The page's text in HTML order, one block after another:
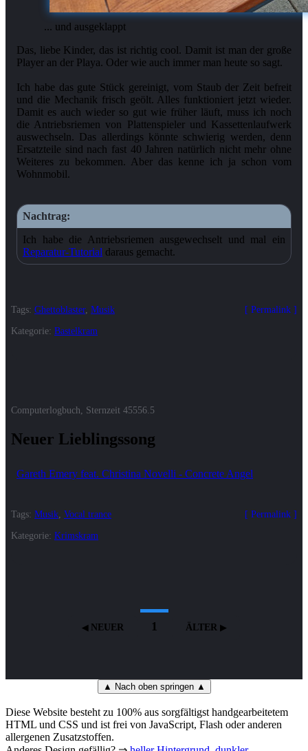
... und ausgeklappt
Das, liebe Kinder, das ist richtig cool. Damit ist man der große
Player an der Playa. Oder wie auch immer man heute so sagt.
Ich habe das gute Stück gereinigt, vom Staub der Zeit befreit
und die Mechanik frisch geölt. Alles funktioniert jetzt wieder.
Damit es auch wieder so gut wie früher läuft, muss ich noch
die Antriebsriemen von Plattenspieler und Kassettenlaufwerk
auswechseln. Das allerdings könnte schwierig werden, denn
Ersatzteile sind nach fast 40 Jahren natürlich nicht mehr ohne
Weiteres zu bekommen. Aber das kenne ich ja schon vom
Wohnmobil.
Ich habe die Antriebsriemen ausgewechselt und mal ein
Reparatur-Tutorial daraus gemacht.
Permalink
Tags: Ghettoblaster, Musik
Kategorie: Bastelkram
Computerlogbuch, Sternzeit 45556.5
Neuer Lieblingssong
Gareth Emery feat. Christina Novelli - Concrete Angel
Permalink
Tags: Musik Vocal trance
Kategorie: Krimskram
NEUER 1 ÄLTER
▲ Nach oben springen ▲
Diese Website besteht zu 100% aus sorgfältigst handgearbeitetem
HTML und CSS und ist frei von JavaScript, Flash oder anderen
allergenen Zusatzstoffen.